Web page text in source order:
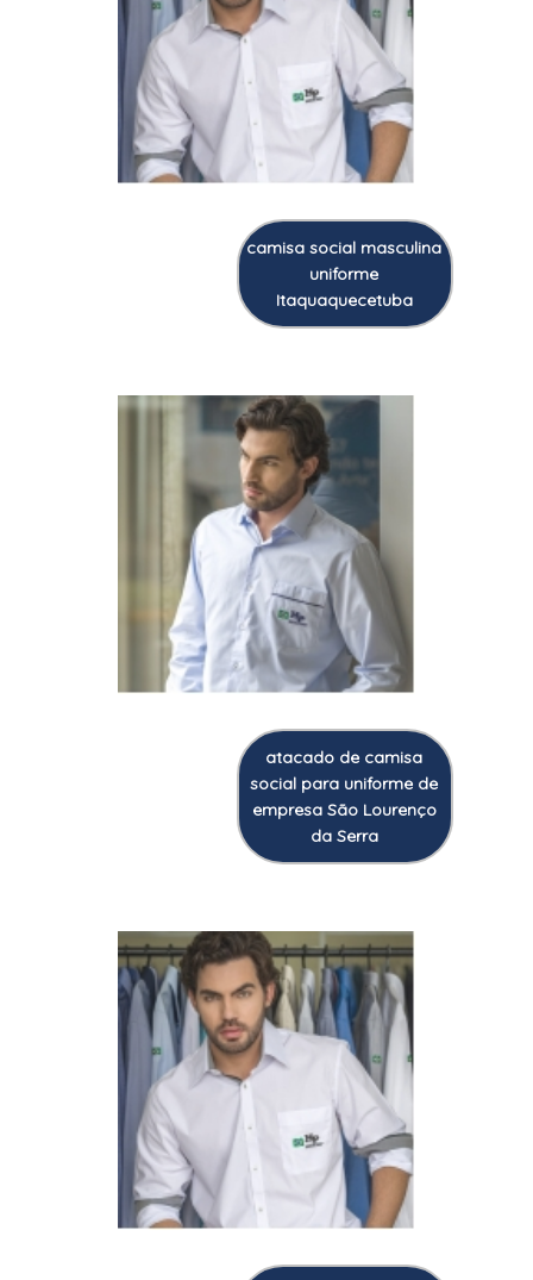
camisa social masculina
uniforme
Itaquaquecetuba
atacado de camisa
social para uniforme de
empresa São Lourenço
da Serra